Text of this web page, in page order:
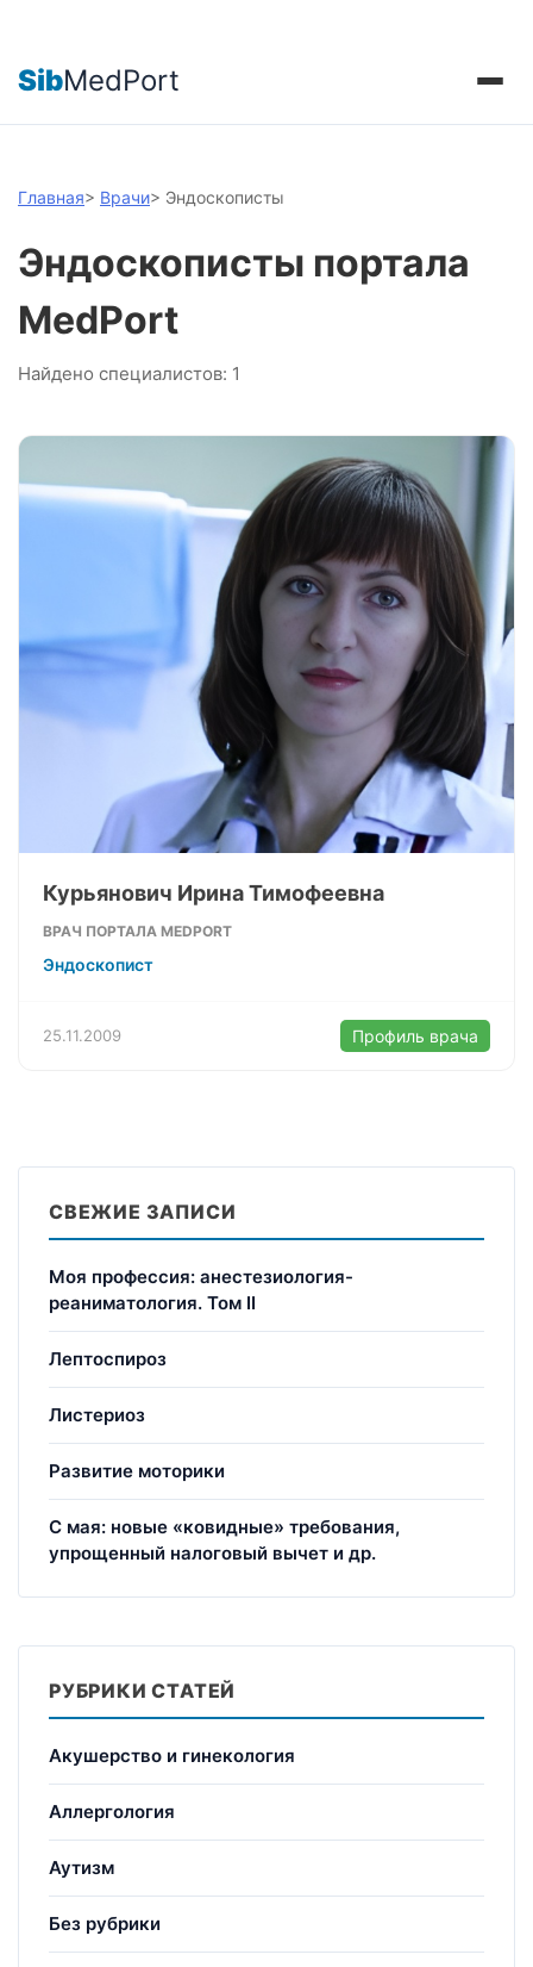
SibMedPort
Главная> Врачи> Эндоскописты
Эндоскописты портала
MedPort
Найдено специалистов: 1
Курьянович Ирина Тимофеевна
ВРАЧ ПОРТАЛА MEDPORT
Эндоскопист
25.11.2009 Профиль врача
СВЕЖИЕ ЗАПИСИ
Моя профессия: анестезиология-
реаниматология. Том II
Лептоспироз
Листериоз
Развитие моторики
С мая: новые «ковидные» требования,
упрощенный налоговый вычет и др.
РУБРИКИ СТАТЕЙ
Акушерство и гинекология
Аллергология
Аутизм
Без рубрики